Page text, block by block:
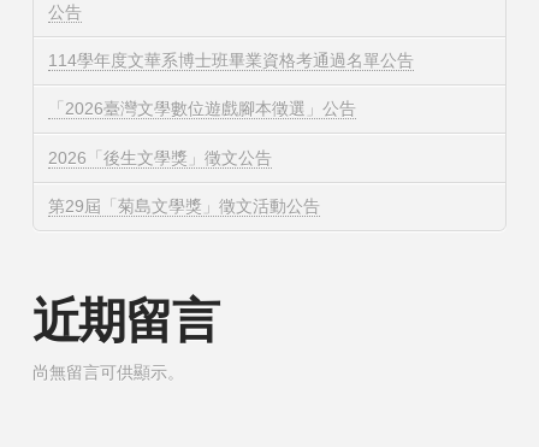
公告
114學年度文華系博士班畢業資格考通過名單公告
「2026臺灣文學數位遊戲腳本徵選」公告
2026「後生文學獎」徵文公告
第29屆「菊島文學獎」徵文活動公告
近期留言
尚無留言可供顯示。